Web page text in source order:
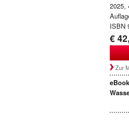
2025,
ISBN
€
Zur